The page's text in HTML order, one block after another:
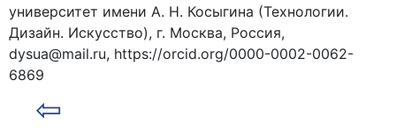
университет имени А. Н. Косыгина (Технологии.
Дизайн. Искусство), г. Москва, Россия,
dysua@mail.ru, https://orcid.org/0000-0002-0062-
6869
⇦